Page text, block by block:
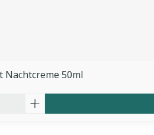
Nachtcreme 50ml